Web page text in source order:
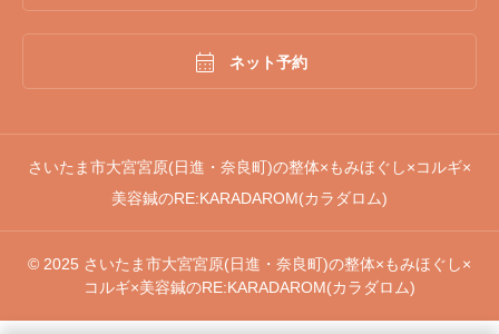
 ネット予約
さいたま市大宮宮原(日進・奈良町)の整体×もみほぐし×コルギ×
美容鍼のRE:KARADAROM(カラダロム)
© 2025 さいたま市大宮宮原(日進・奈良町)の整体×もみほぐし×
コルギ×美容鍼のRE:KARADAROM(カラダロム)